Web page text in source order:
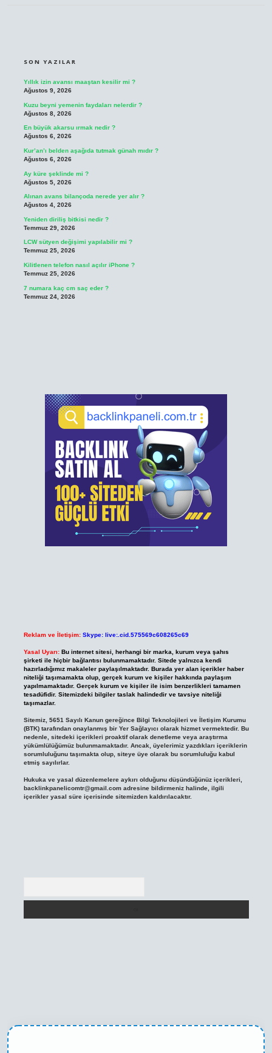
SON YAZILAR
Yıllık izin avansı maaştan kesilir mi ?
Ağustos 9, 2026
Kuzu beyni yemenin faydaları nelerdir ?
Ağustos 8, 2026
En büyük akarsu ırmak nedir ?
Ağustos 6, 2026
Kur’an’ı belden aşağıda tutmak günah mıdır ?
Ağustos 6, 2026
Ay küre şeklinde mi ?
Ağustos 5, 2026
Alınan avans bilançoda nerede yer alır ?
Ağustos 4, 2026
Yeniden diriliş bitkisi nedir ?
Temmuz 29, 2026
LCW sütyen değişimi yapılabilir mi ?
Temmuz 25, 2026
Kilitlenen telefon nasıl açılır iPhone ?
Temmuz 25, 2026
7 numara kaç cm saç eder ?
Temmuz 24, 2026
Reklam ve İletişim: Skype: live:.cid.575569c608265c69
Yasal Uyarı: Bu internet sitesi, herhangi bir marka, kurum veya şahıs
şirketi ile hiçbir bağlantısı bulunmamaktadır. Sitede yalnızca kendi
hazırladığımız makaleler paylaşılmaktadır. Burada yer alan içerikler haber
niteliği taşımamakta olup, gerçek kurum ve kişiler hakkında paylaşım
yapılmamaktadır. Gerçek kurum ve kişiler ile isim benzerlikleri tamamen
tesadüfidir. Sitemizdeki bilgiler taslak halindedir ve tavsiye niteliği
taşımazlar.
Sitemiz, 5651 Sayılı Kanun gereğince Bilgi Teknolojileri ve İletişim Kurumu
(BTK) tarafından onaylanmış bir Yer Sağlayıcı olarak hizmet vermektedir. Bu
nedenle, sitedeki içerikleri proaktif olarak denetleme veya araştırma
yükümlülüğümüz bulunmamaktadır. Ancak, üyelerimiz yazdıkları içeriklerin
sorumluluğunu taşımakta olup, siteye üye olarak bu sorumluluğu kabul
etmiş sayılırlar.
Hukuka ve yasal düzenlemelere aykırı olduğunu düşündüğünüz içerikleri,
backlinkpanelicomtr@gmail.comadresine bildirmeniz halinde, ilgili
içerikler yasal süre içerisinde sitemizden kaldırılacaktır.